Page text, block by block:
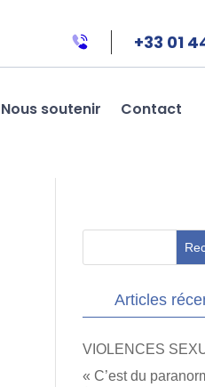
+33 01
Nous soutenir Contact
Articles
VIOLENCES
« C’est du